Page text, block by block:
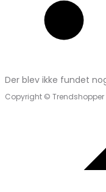
Der blev ikke fundet
Copyright © Trendshopper